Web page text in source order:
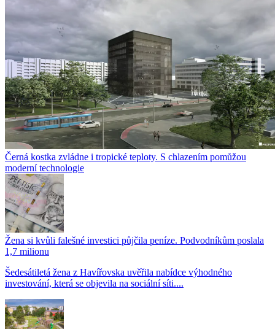
Černá kostka zvládne i tropické teploty. S chlazením pomůžou
moderní technologie
Žena si kvůli falešné investici půjčila peníze. Podvodníkům poslala
1,7 milionu
Šedesátiletá žena z Havířovska uvěřila nabídce výhodného
investování, která se objevila na sociální síti....